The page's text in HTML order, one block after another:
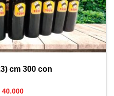
cm 300 con